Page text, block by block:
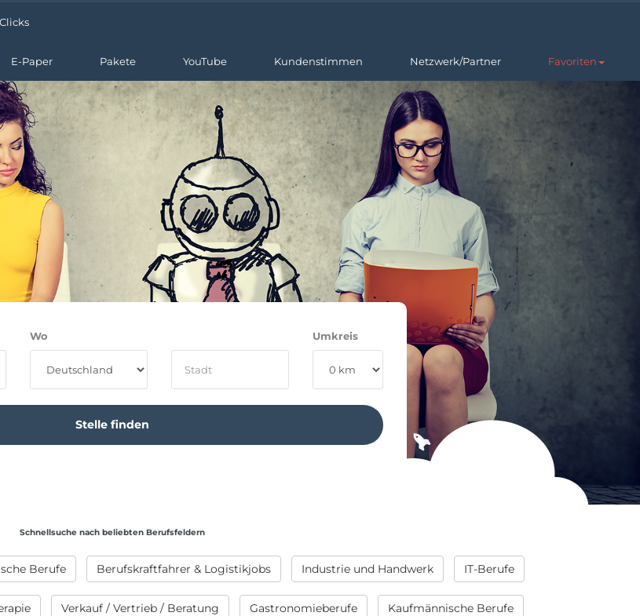
E-Paper Pakete YouTube Kundenstimmen Netzwerk/Partner Favoriten
Wo Umkreis
Schnellsuche nach beliebten Berufsfeldern
Berufe Berufskraftfahrer & Logistikjobs Industrie und Handwerk IT-Berufe
Verkauf / Vertrieb / Beratung Gastronomieberufe Kaufmännische Berufe